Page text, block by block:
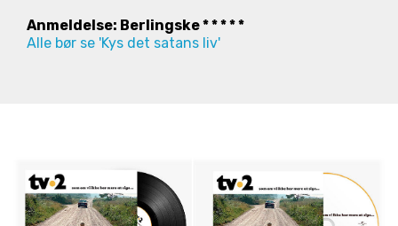
Anmeldelse: Berlingske * * * * *
Alle bør se 'Kys det satans liv'